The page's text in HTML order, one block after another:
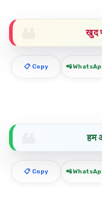
खुद
📋 Copy 📲
हम
📋 Copy 📲